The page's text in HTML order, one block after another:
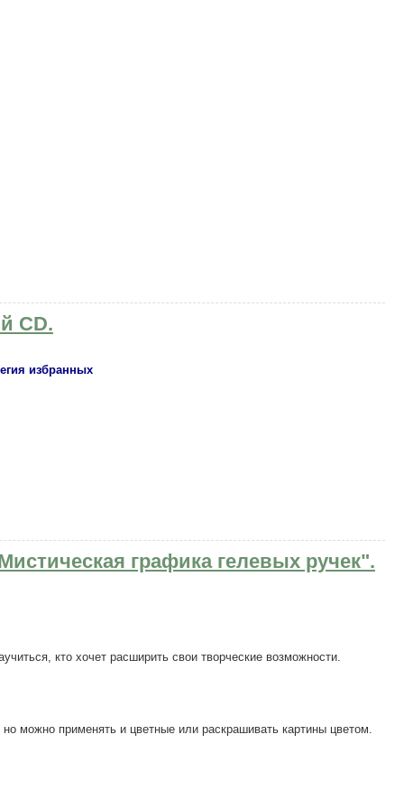
CD.
избранных
Обучающий CD.
графика гелевых ручек".
кто хочет расширить свои творческие возможности.
можно применять и цветные или раскрашивать картины цветом.